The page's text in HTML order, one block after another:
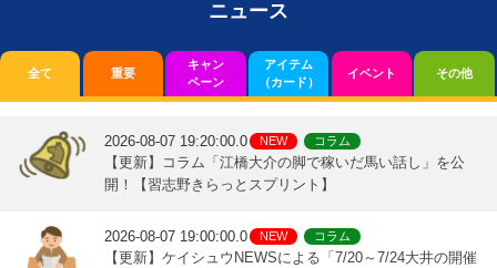
ニュース
全て 重要
キャン
ペーン
アイテム
（カード）
イベント その他
2026-08-07 19:20:00.0 NEW コラム
【更新】コラム「江橋大介の脚で稼いだ馬い話し」を公
開！【習志野きらっとスプリント】
2026-08-07 19:00:00.0 NEW コラム
【更新】ケイシュウNEWSによる「7/20～7/24大井の開催